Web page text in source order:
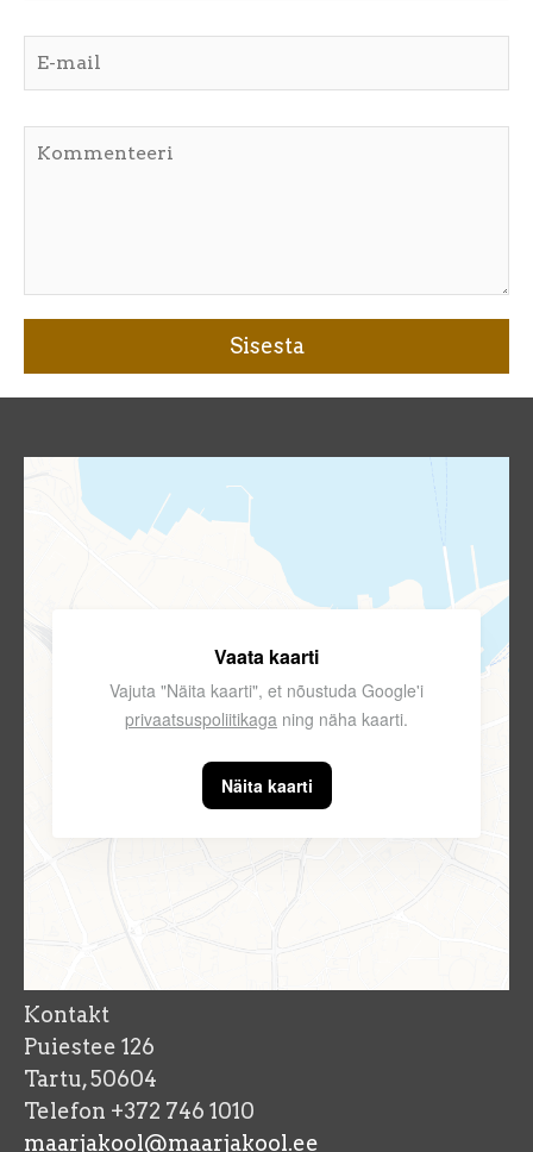
Vaata kaarti
Vajuta "Näita kaarti", et nõustuda Google'i
privaatsuspoliitikaga ning näha kaarti.
Näita kaarti
Kontakt
Puiestee 126
Tartu, 50604
Telefon +372 746 1010
maarjakool@maarjakool.ee